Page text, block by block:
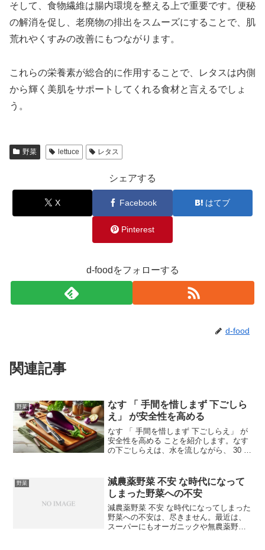
そして、食物繊維は腸内環境を整える上で重要です。便秘
の解消を促し、老廃物の排出をスムーズにすることで、肌
荒れやくすみの改善にもつながります。
これらの栄養素が総合的に作用することで、レタスは内側
から輝く美肌をサポートしてくれる食材と言えるでしょ
う。
野菜 lettuce レタス
シェアする
X Facebook はてブ
Pinterest
d-foodをフォローする
d-food
関連記事
野菜
なす 「 手間を惜しまず 下ごしら
え」 が安全性を高める
なす 「 手間を惜しまず 下ごしらえ」 が
安全性を高める ことを紹介します。なす
の下ごしらえは、水を流しながら、 30 秒
て、大切なのはアク抜き。料理にもより
ますが、な...
野菜
減農薬野菜 不安 な時代になって
しまった野菜への不安
減農薬野菜 不安 な時代になってしまった
野菜への不安は、尽きません。最近は、
スーパーにもオーガニックや無農薬野菜